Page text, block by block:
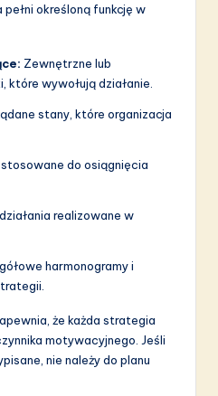
określoną funkcję w
Zewnętrzne lub
które wywołują działanie.
stany, które organizacja
do osiągnięcia
realizowane w
harmonogramy i
że każda strategia
motywacyjnego. Jeśli
nie należy do planu